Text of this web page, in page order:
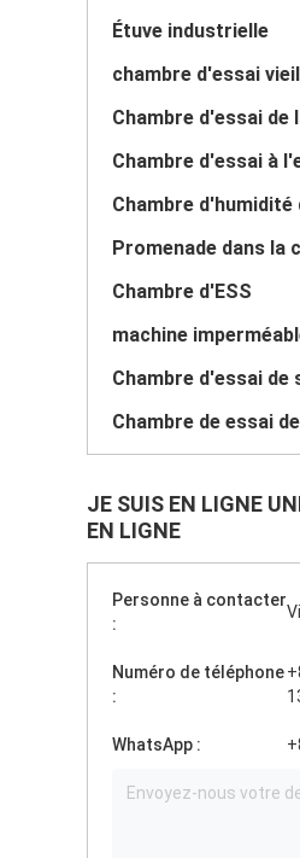
Étuve industrielle
chambre d'essai
Chambre d'essai à
Chambre d'ESS
machine
Chambre de essai
JE SUIS EN LIGNE
EN LIGNE
Personne à contacter
:
Numéro de téléphone
:
WhatsApp :